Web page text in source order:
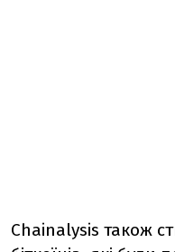
Chainalysis також